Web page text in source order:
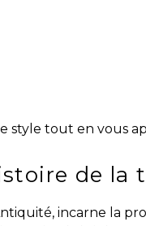
style tout en vous
de la
incarne la